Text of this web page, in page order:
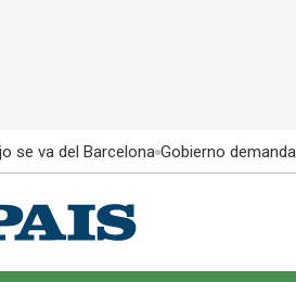
se va del Barcelona Gobierno